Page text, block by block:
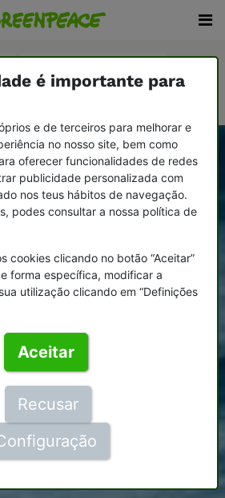
é importante para
e de terceiros para melhorar e
no nosso site, bem como
oferecer funcionalidades de redes
publicidade personalizada com
nos teus hábitos de navegação.
podes consultar a nossa política de
cookies clicando no botão “Aceitar”
forma específica, modificar a
utilização clicando em “Definições
Aceitar
Recusar